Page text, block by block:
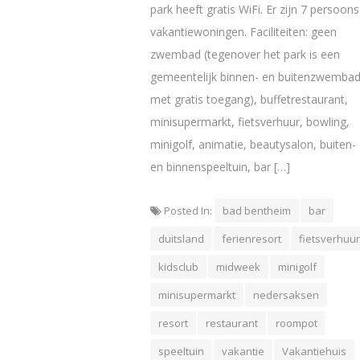
park heeft gratis WiFi. Er zijn 7 persoons
vakantiewoningen. Faciliteiten: geen
zwembad (tegenover het park is een
gemeentelijk binnen- en buitenzwembad
met gratis toegang), buffetrestaurant,
minisupermarkt, fietsverhuur, bowling,
minigolf, animatie, beautysalon, buiten-
en binnenspeeltuin, bar […]
Posted In: bad bentheim
bar
duitsland
ferienresort
fietsverhuur
kidsclub
midweek
minigolf
minisupermarkt
nedersaksen
resort
restaurant
roompot
speeltuin
vakantie Vakantiehuis